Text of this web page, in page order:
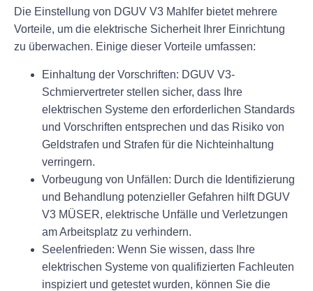
Die Einstellung von DGUV V3 Mahlfer bietet mehrere
Vorteile, um die elektrische Sicherheit Ihrer Einrichtung
zu überwachen. Einige dieser Vorteile umfassen:
Einhaltung der Vorschriften: DGUV V3-
Schmiervertreter stellen sicher, dass Ihre
elektrischen Systeme den erforderlichen Standards
und Vorschriften entsprechen und das Risiko von
Geldstrafen und Strafen für die Nichteinhaltung
verringern.
Vorbeugung von Unfällen: Durch die Identifizierung
und Behandlung potenzieller Gefahren hilft DGUV
V3 MÜSER, elektrische Unfälle und Verletzungen
am Arbeitsplatz zu verhindern.
Seelenfrieden: Wenn Sie wissen, dass Ihre
elektrischen Systeme von qualifizierten Fachleuten
inspiziert und getestet wurden, können Sie die